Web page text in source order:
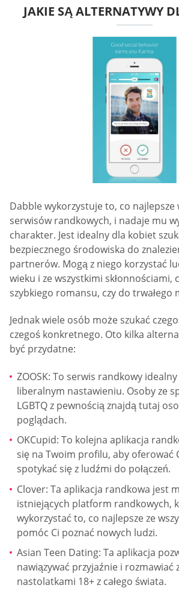
JAKIE SĄ ALTERNATYWY
Dabble wykorzystuje to, co najlepsze
serwisów randkowych, i nadaje mu
charakter. Jest idealny dla kobiet
bezpiecznego środowiska do
partnerów. Mogą z niego korzystać
wieku i ze wszystkimi skłonnościami,
szybkiego romansu, czy do trwałego
Jednak wiele osób może szukać
czegoś konkretnego. Oto kilka
być przydatne:
ZOOSK: To serwis randkowy
liberalnym nastawieniu. Osoby ze
LGBTQ z pewnością znajdą tutaj
poglądach.
OKCupid: To kolejna aplikacja
się na Twoim profilu, aby oferować
spotykać się z ludźmi do połączeń.
Clover: Ta aplikacja randkowa jest
istniejących platform randkowych,
wykorzystać to, co najlepsze ze
pomóc Ci poznać nowych ludzi.
Asian Teen Dating: Ta aplikacja
nawiązywać przyjaźnie i rozmawiać
nastolatkami 18+ z całego świata.